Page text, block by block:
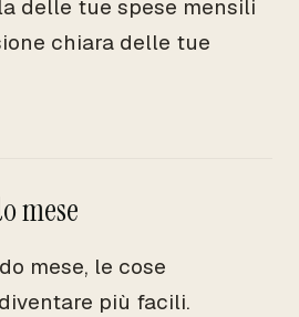
delle tue spese mensili
chiara delle tue
mese
mese, le cose
più facili.